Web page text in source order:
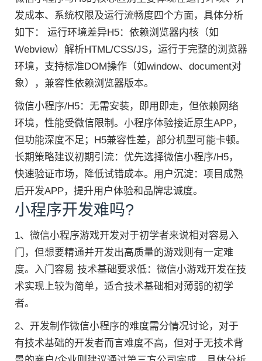
发成本、系统权限及运行流畅度四个方面，具体分析
如下： 运行环境差异H5：依赖浏览器内核（如
Webview）解析HTML/CSS/JS，运行于完整的浏览器
环境，支持标准DOM操作（如window、document对
象），兼容性依赖浏览器版本。
微信小程序/H5：无需安装，即用即走，但依赖网络
环境，性能受微信限制。小程序体验接近原生APP，
但功能深度不足；H5兼容性差，部分机型可能卡顿。
长期策略建议初期引流：优先选择微信小程序/H5，
快速验证市场，降低试错成本。用户沉淀：项目成熟
后开发APP，提升用户体验和品牌忠诚度。
小程序开发难吗?
1、微信小程序游戏开发对于初学者来说相对容易入
门，但想要精通并开发出高质量的游戏则有一定难
度。入门容易 技术基础要求低：微信小游戏开发在技
术实现上较为简单，适合技术基础相对薄弱的初学
者。
2、开发制作微信小程序的难度需分情况讨论，对于
有技术基础的开发者而言难度不高，但对于无技术背